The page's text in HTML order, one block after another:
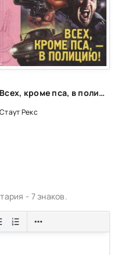
Всех, кроме пса, в полицию! - Рекс Стаут
Стаут Рекс
- 7 знаков.